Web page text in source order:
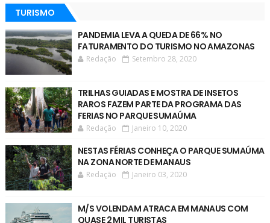
TURISMO
PANDEMIA LEVA A QUEDA DE 66% NO
FATURAMENTO DO TURISMO NO AMAZONAS
Redação Setembro 28, 2020
TRILHAS GUIADAS E MOSTRA DE INSETOS
RAROS FAZEM PARTE DA PROGRAMA DAS
FERIAS NO PARQUE SUMAÚMA
Redação Janeiro 10, 2020
NESTAS FÉRIAS CONHEÇA O PARQUE SUMAÚMA
NA ZONA NORTE DE MANAUS
Redação Janeiro 03, 2020
M/S VOLENDAM ATRACA EM MANAUS COM
QUASE 2 MIL TURISTAS